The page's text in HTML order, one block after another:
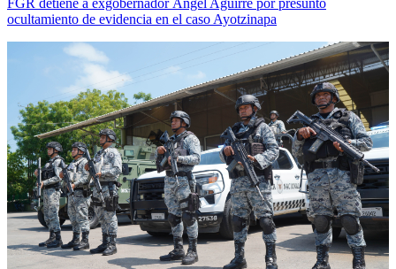
FGR detiene a exgobernador Ángel Aguirre por presunto
ocultamiento de evidencia en el caso Ayotzinapa